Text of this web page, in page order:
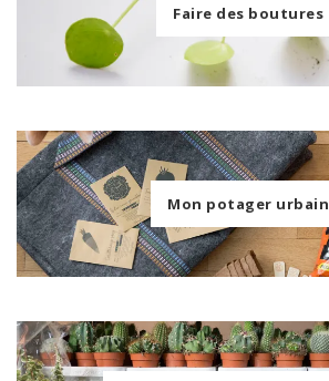
Faire des boutures
Mon potager urbain